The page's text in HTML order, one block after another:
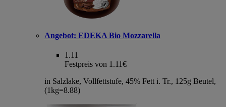
Angebot: EDEKA Bio Mozzarella
1.11
Festpreis von 1.11€
in Salzlake, Vollfettstufe, 45% Fett i. Tr., 125g Beutel,
(1kg=8.88)